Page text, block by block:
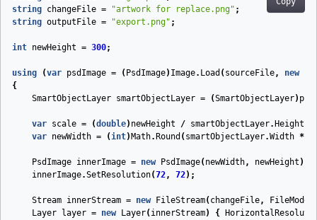
string changeFile = "artwork for replace.png" ;
string outputFile = "export.png" ;
int newHeight = 300;
using (var psdImage = ( PsdImage) Image. Load ( sourceFile, new
{
SmartObjectLayer smartObjectLayer = (SmartObjectLayer)
var scale = (double) newHeight / smartObjectLayer. Height
var newWidth = (int) Math. Round ( smartObjectLayer.Width *
PsdImage innerImage = new PsdImage( newWidth, newHeight );
innerImage.SetResolution(72, 72);
Stream innerStream = new FileStream( changeFile, FileMode
Layer
layer = new Layer( innerStream) {